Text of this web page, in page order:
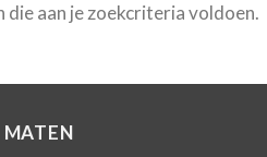
aan je zoekcriteria voldoen.